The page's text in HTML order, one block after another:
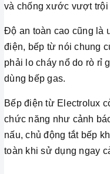
và chống xước vượt
Độ an toàn cao cũng là
điện, bếp từ nói chung
phải lo cháy nổ do rò rỉ
dùng bếp gas.
Bếp điện từ Electrolux
chức năng như cảnh
nấu, chủ động tắt bếp
toàn khi sử dụng ngay